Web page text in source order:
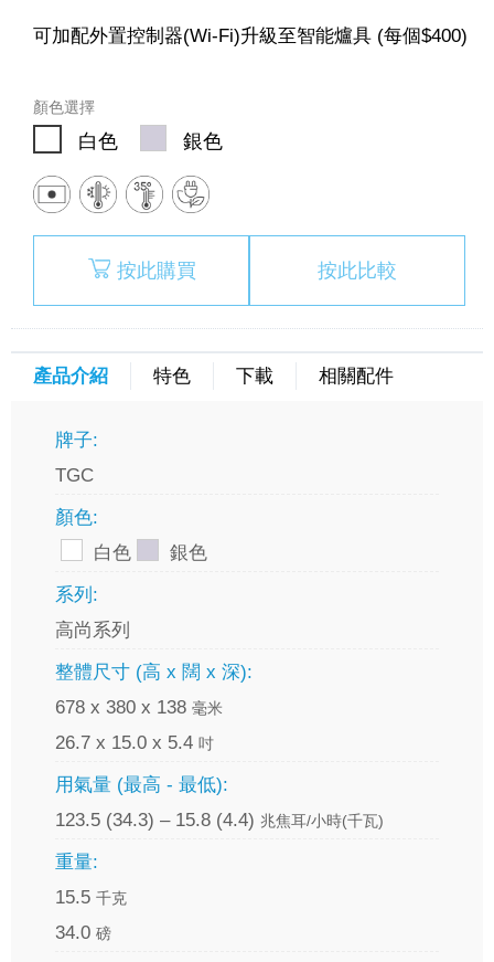
可加配外置控制器(Wi-Fi)升級至智能爐具 (每個$400)
顏色選擇
白色 銀色
按此購買 按此比較
產品介紹 特色 下載 相關配件
牌子:
TGC
顏色:
白色
銀色
系列:
高尚系列
整體尺寸 (高 x 闊 x 深):
678 x 380 x 138 毫米
26.7 x 15.0 x 5.4 吋
用氣量 (最高 - 最低):
123.5 (34.3) – 15.8 (4.4) 兆焦耳/小時(千瓦)
重量:
15.5 千克
34.0 磅